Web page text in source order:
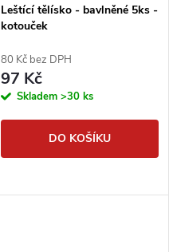
Leštící tělísko - bavlněné 5ks -
kotouček
80 Kč bez DPH
97 Kč
Skladem >30 ks
DO KOŠÍKU